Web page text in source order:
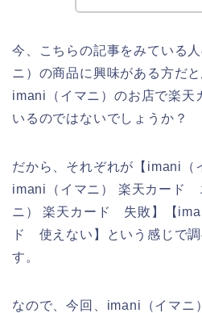
今、こちらの記事をみている
ニ）の商品に興味がある方だと
imani（イマニ）のお店で楽天
いるのではないでしょうか？
だから、それぞれが【imani（
imani（イマニ） 楽天カード
ニ） 楽天カード 失敗】【
ド 使えない】という感じで調
す。
なので、今回、imani（イマニ